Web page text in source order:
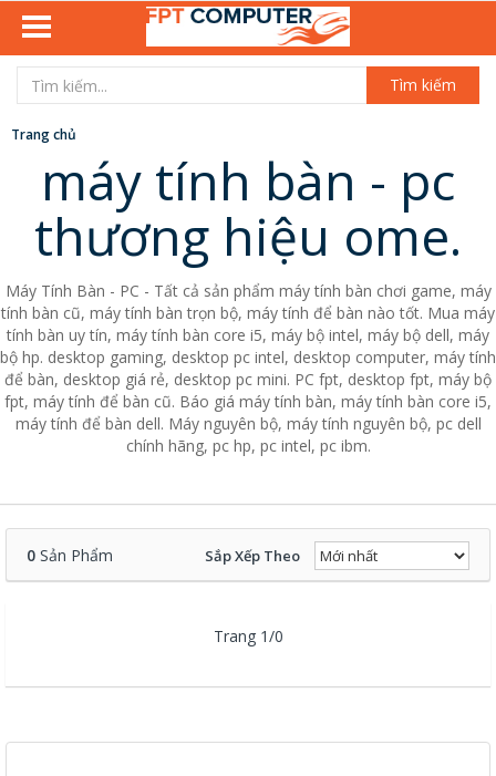
Tìm kiếm
Trang chủ
máy tính bàn - pc
thương hiệu ome.
Máy Tính Bàn - PC - Tất cả sản phẩm máy tính bàn chơi game, máy
tính bàn cũ, máy tính bàn trọn bộ, máy tính để bàn nào tốt. Mua máy
tính bàn uy tín, máy tính bàn core i5, máy bộ intel, máy bộ dell, máy
bộ hp. desktop gaming, desktop pc intel, desktop computer, máy tính
để bàn, desktop giá rẻ, desktop pc mini. PC fpt, desktop fpt, máy bộ
fpt, máy tính để bàn cũ. Báo giá máy tính bàn, máy tính bàn core i5,
máy tính để bàn dell. Máy nguyên bộ, máy tính nguyên bộ, pc dell
chính hãng, pc hp, pc intel, pc ibm.
0 Sản Phẩm Sắp Xếp Theo
Trang 1/0